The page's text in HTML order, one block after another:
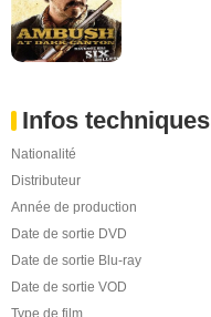
Infos techniques
Nationalité
Distributeur
Année de production
Date de sortie DVD
Date de sortie Blu-ray
Date de sortie VOD
Type de film